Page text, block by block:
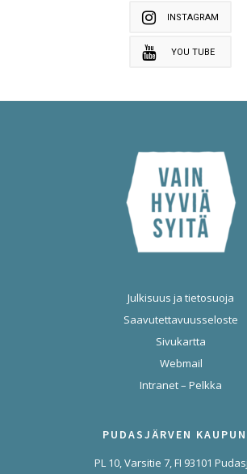
INSTAGRAM
YOU TUBE
Julkisuus ja tietosuoja
Saavutettavuusseloste
Sivukartta
Webmail
Intranet – Pelkka
PUDASJÄRVEN
PL 10, Varsitie 7, FI 93101